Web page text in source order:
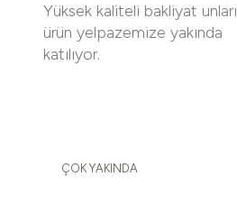
Yüksek kaliteli bakliyat unları
ürün yelpazemize yakında
katılıyor.
ÇOK YAKINDA